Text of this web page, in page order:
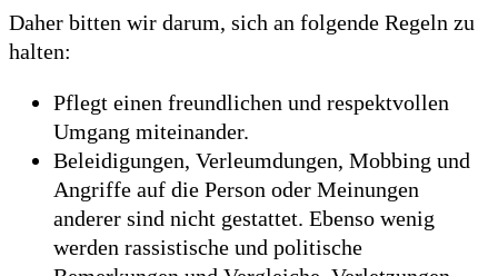
Daher bitten wir darum, sich an folgende Regeln zu
halten:
Pflegt einen freundlichen und respektvollen
Umgang miteinander.
Beleidigungen, Verleumdungen, Mobbing und
Angriffe auf die Person oder Meinungen
anderer sind nicht gestattet. Ebenso wenig
werden rassistische und politische